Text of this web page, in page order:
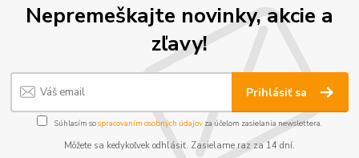
Nepremeškajte novinky, akcie a
zľavy!
Prihlásiť sa
Súhlasím sospracovaním osobných údajov za účelom zasielania newslettera.
Môžete sa kedykoľvek odhlásiť. Zasielame raz za 14 dní.